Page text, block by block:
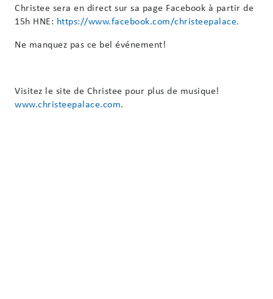
Christee sera en direct sur sa page Facebook à partir de
15h HNE: https://www.facebook.com/christeepalace.
Ne manquez pas ce bel événement!
Visitez le site de Christee pour plus de musique!
www.christeepalace.com.